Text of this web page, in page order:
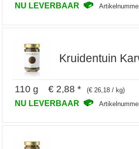
NU LEVERBAAR
Kruidentuin
110 g € 2,88 * (€ 26,18 / kg)
NU LEVERBAAR